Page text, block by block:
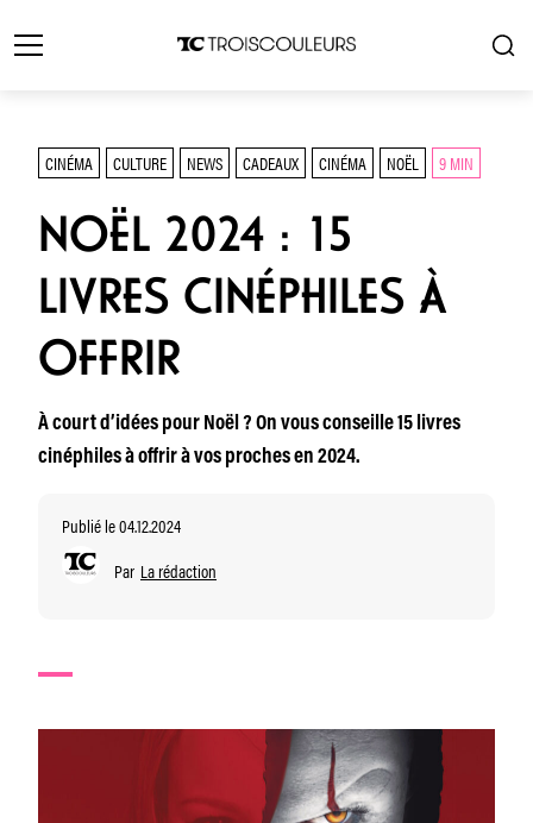
CINÉMA CULTURE NEWS CADEAUX CINÉMA NOËL 9 MIN
NOËL 2024 : 15
LIVRES CINÉPHILES À
OFFRIR
À court d’idées pour Noël ? On vous conseille 15 livres
cinéphiles à offrir à vos proches en 2024.
Publié le 04.12.2024
Par La rédaction